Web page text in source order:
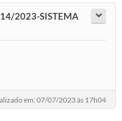
2023-SISTEMA
em: 07/07/2023 às 17h04